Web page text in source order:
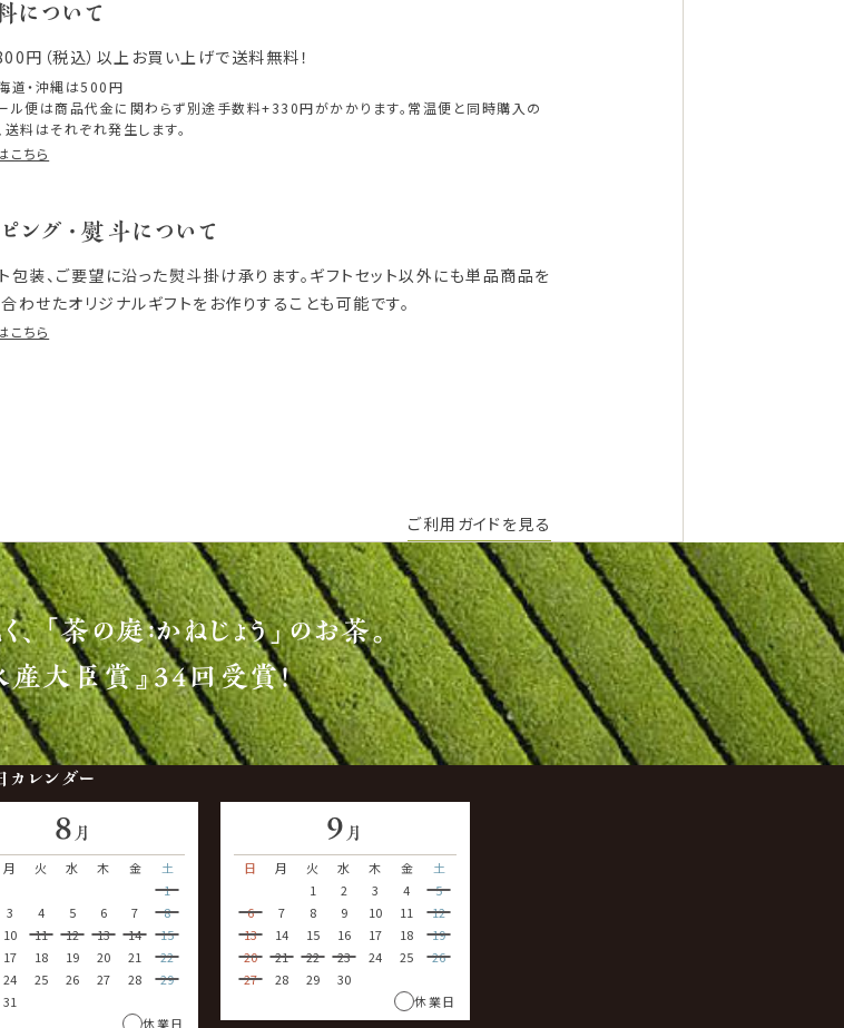
について
円（税込）以上お買い上げで送料無料！
道・沖縄は500円
ル便は商品代金に関わらず別途手数料+330円がかかります。常温便と同時購入の
送料はそれぞれ発生します。
こちら
ピング・熨斗について
包装、ご要望に沿った熨斗掛け承ります。ギフトセット以外にも単品商品を
わせたオリジナルギフトをお作りすることも可能です。
こちら
ご利用ガイドを見る
、「茶の庭：かねじょう」のお茶。
産大臣賞』34回受賞！
カレンダー
8 月
月 火 水 木 金
土
1
3 4 5 6 7
8
10 11 12 13 14
15
17 18 19 20 21
22
24 25 26 27 28
29
31
休業日
9 月
日
月 火 水 木 金
土
1
2 3 4
5
6
7 8 9 10 11
12
13
14 15 16 17 18
19
20
21 22 23 24 25
26
27
28 29
30
休業日